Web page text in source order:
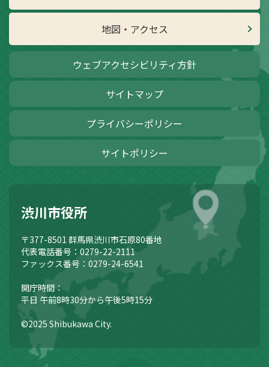
地図・アクセス
ウェブアクセシビリティ方針
サイトマップ
プライバシーポリシー
サイトポリシー
渋川市役所
〒377-8501 群馬県渋川市石原80番地
代表電話番号：0279-22-2111
ファックス番号：0279-24-6541
開庁時間：
平日 午前8時30分から午後5時15分
©2025 Shibukawa City.